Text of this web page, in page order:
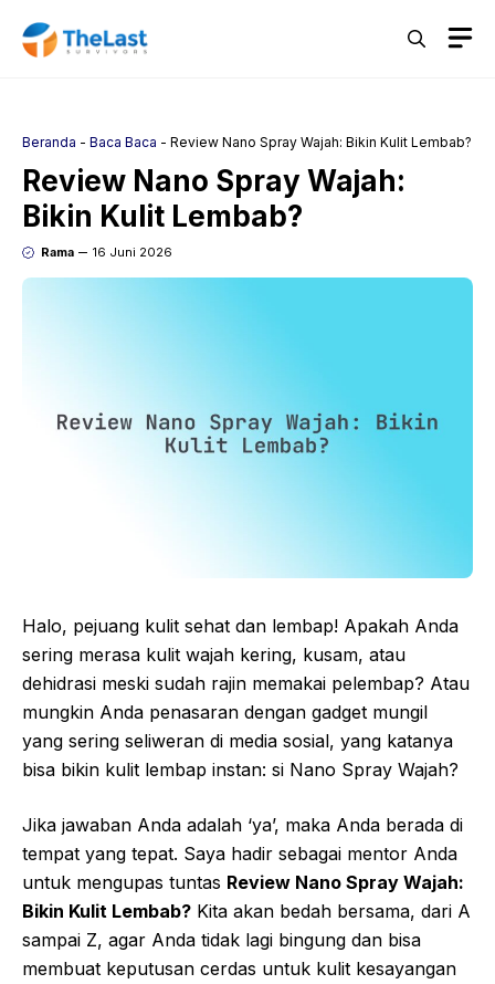
Beranda - Baca Baca - Review Nano Spray Wajah: Bikin Kulit Lembab?
Review Nano Spray Wajah:
Bikin Kulit Lembab?
Rama 16 Juni 2026
Halo, pejuang kulit sehat dan lembap! Apakah Anda
sering merasa kulit wajah kering, kusam, atau
dehidrasi meski sudah rajin memakai pelembap? Atau
mungkin Anda penasaran dengan gadget mungil
yang sering seliweran di media sosial, yang katanya
bisa bikin kulit lembap instan: si Nano Spray Wajah?
Jika jawaban Anda adalah ‘ya’, maka Anda berada di
tempat yang tepat. Saya hadir sebagai mentor Anda
untuk mengupas tuntas Review Nano Spray Wajah:
Bikin Kulit Lembab? Kita akan bedah bersama, dari A
sampai Z, agar Anda tidak lagi bingung dan bisa
membuat keputusan cerdas untuk kulit kesayangan